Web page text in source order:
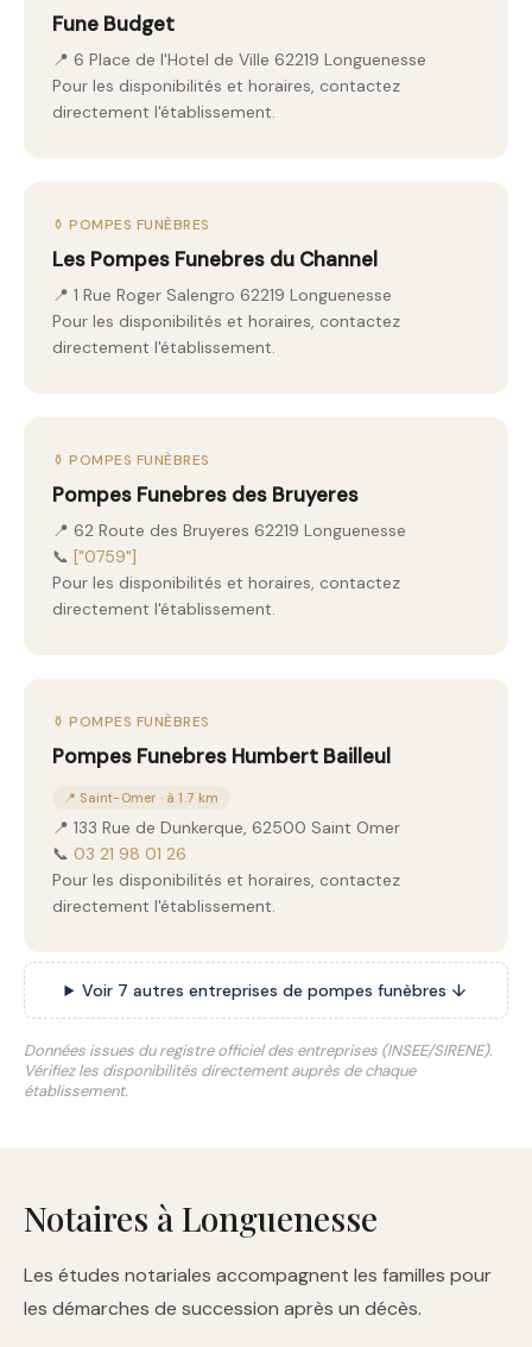
Fune Budget
📍 6 Place de l'Hotel de Ville 62219 Longuenesse
Pour les disponibilités et horaires, contactez
directement l'établissement.
⚱️ POMPES FUNÈBRES
Les Pompes Funebres du Channel
📍 1 Rue Roger Salengro 62219 Longuenesse
Pour les disponibilités et horaires, contactez
directement l'établissement.
⚱️ POMPES FUNÈBRES
Pompes Funebres des Bruyeres
📍 62 Route des Bruyeres 62219 Longuenesse
📞 ["0759"]
Pour les disponibilités et horaires, contactez
directement l'établissement.
⚱️ POMPES FUNÈBRES
Pompes Funebres Humbert Bailleul
📍 Saint-Omer · à 1.7 km
📍 133 Rue de Dunkerque, 62500 Saint Omer
📞 03 21 98 01 26
Pour les disponibilités et horaires, contactez
directement l'établissement.
Voir 7 autres entreprises de pompes funèbres ↓
Données issues du registre officiel des entreprises (INSEE/SIRENE).
Vérifiez les disponibilités directement auprès de chaque
établissement.
Notaires à Longuenesse
Les études notariales accompagnent les familles pour
les démarches de succession après un décès.